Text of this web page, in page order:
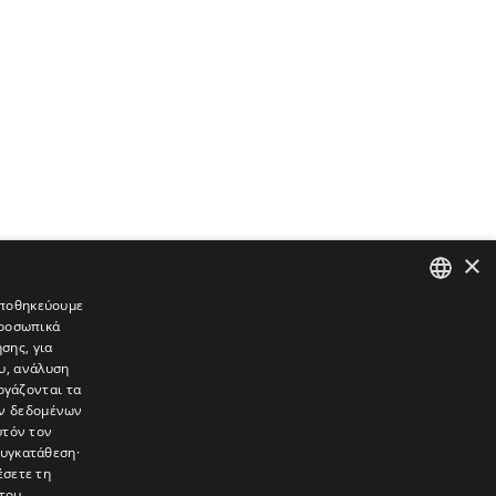
×
για
ανάλυση
τα
δεδομένων
τον
τη